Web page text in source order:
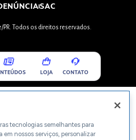
SAC
PR. Todos os direitos reservados.
LOJA CONTATO
tecnologias semelhantes para
em nossos serviços, personalizar